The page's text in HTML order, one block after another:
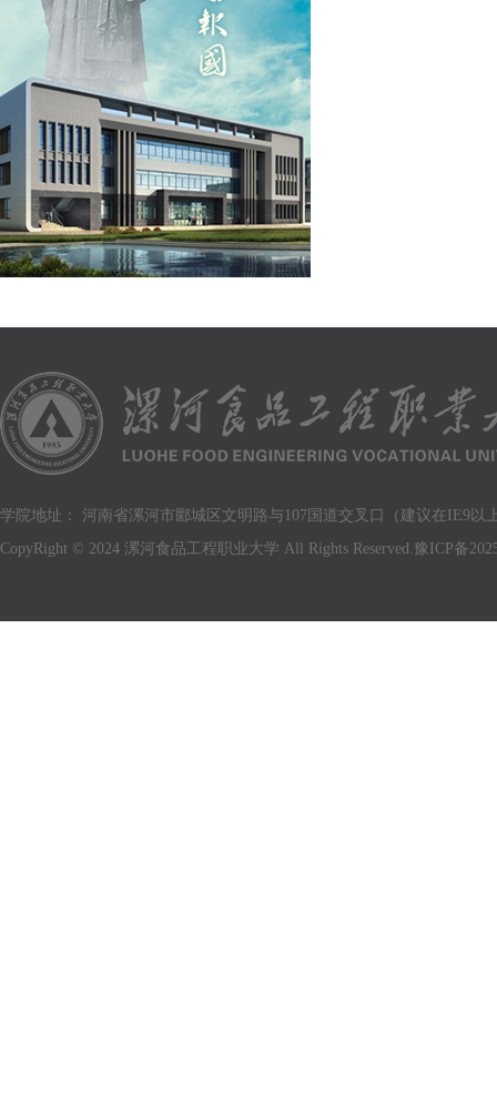
学院地址： 河南省漯河市郾城区文明路与107国道交叉口（建议在IE9以
CopyRight © 2024 漯河食品工程职业大学 All Rights Reserved. 豫ICP备